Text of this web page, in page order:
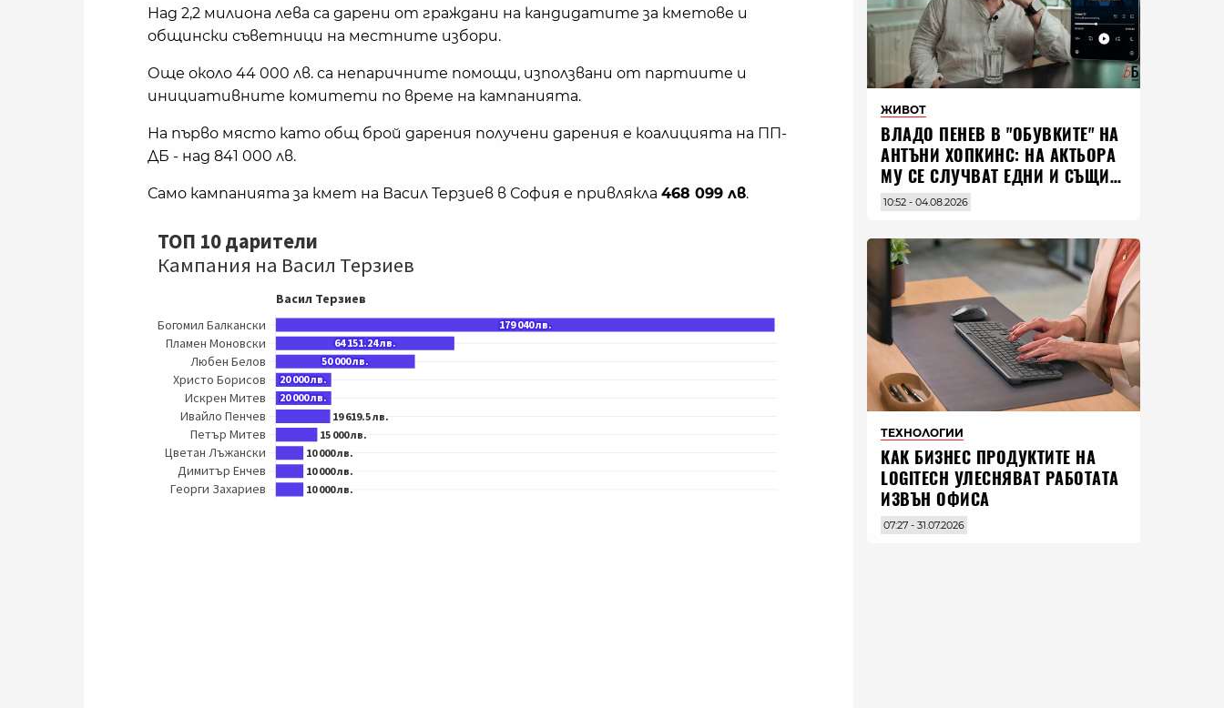
Над 2,2 милиона лева са дарени от граждани на кандидатите за кметове и
общински съветници на местните избори.
Още около 44 000 лв. са непаричните помощи, използвани от партиите и
инициативните комитети по време на кампанията.
На първо място като общ брой дарения получени дарения е коалицията на ПП-
ДБ - над 841 000 лв.
Само кампанията за кмет на Васил Терзиев в София е привлякла 468 099 лв.
ЖИВОТ
ВЛАДO ПЕНЕВ В "ОБУВКИТЕ" НА
АНТЪНИ ХОПКИНС: НА АКТЬОРА
МУ СЕ СЛУЧВАТ ЕДНИ И СЪЩИ
НЕЩА ПО ЦЕЛИЯ СВЯТ
10:52 - 04.08.2026
ТЕХНОЛОГИИ
КАК БИЗНЕС ПРОДУКТИТЕ НА
LOGITECH УЛЕСНЯВАТ РАБОТАТА
ИЗВЪН ОФИСА
07:27 - 31.07.2026